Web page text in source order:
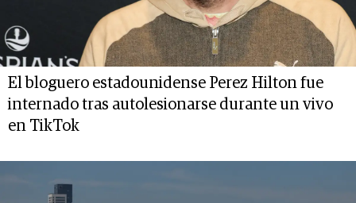
El bloguero estadounidense Perez Hilton fue
internado tras autolesionarse durante un vivo
en TikTok